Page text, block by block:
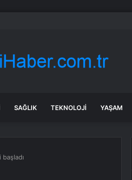
Ancak Her İlişki Destekleyici Değil
SAĞLIK TEKNOLOJI YAŞAM